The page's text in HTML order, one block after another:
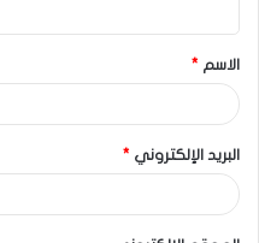
الاسم *
البريد الإلكتروني *